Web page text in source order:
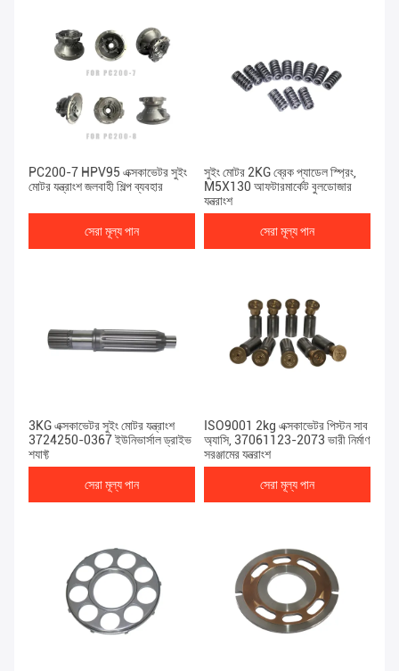
PC200-7 HPV95 এক্সকাভেটর সুইং
মোটর যন্ত্রাংশ জলবাহী শিল্প ব্যবহার
সেরা মূল্য পান
সুইং মোটর 2KG ব্রেক প্যাডেল স্প্রিং,
M5X130 আফটারমার্কেট বুলডোজার
যন্ত্রাংশ
সেরা মূল্য পান
3KG এক্সকাভেটর সুইং মোটর যন্ত্রাংশ
3724250-0367 ইউনিভার্সাল ড্রাইভ
শ্যাফ্ট
সেরা মূল্য পান
ISO9001 2kg এক্সকাভেটর পিস্টন সাব
অ্যাসি, 37061123-2073 ভারী নির্মাণ
সরঞ্জামের যন্ত্রাংশ
সেরা মূল্য পান